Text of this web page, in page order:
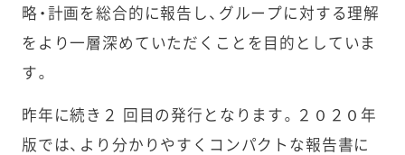
略・計画を総合的に報告し、グループに対する理解
をより一層深めていただくことを目的としていま
す。
昨年に続き２ 回目の発行となります。２０２０年
版では、より分かりやすくコンパクトな報告書に